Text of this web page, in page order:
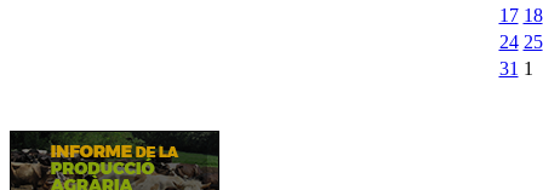
17 18
24 25
31 1